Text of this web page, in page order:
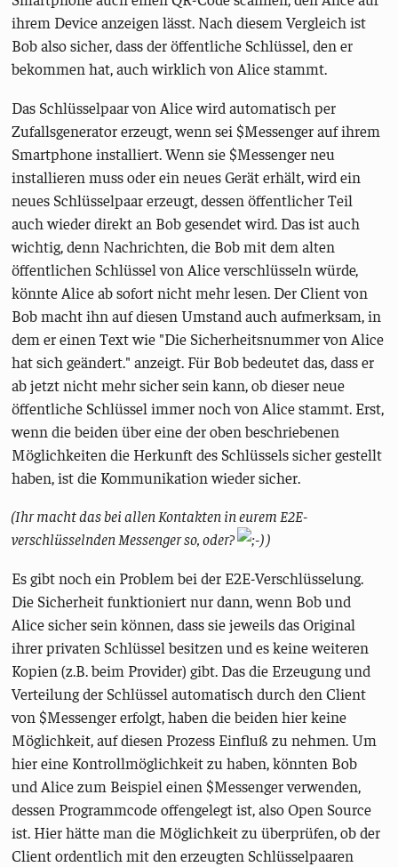
ihrem Device anzeigen lässt. Nach diesem Vergleich ist
Bob also sicher, dass der öffentliche Schlüssel, den er
bekommen hat, auch wirklich von Alice stammt.
Das Schlüsselpaar von Alice wird automatisch per
Zufallsgenerator erzeugt, wenn sei $Messenger auf ihrem
Smartphone installiert. Wenn sie $Messenger neu
installieren muss oder ein neues Gerät erhält, wird ein
neues Schlüsselpaar erzeugt, dessen öffentlicher Teil
auch wieder direkt an Bob gesendet wird. Das ist auch
wichtig, denn Nachrichten, die Bob mit dem alten
öffentlichen Schlüssel von Alice verschlüsseln würde,
könnte Alice ab sofort nicht mehr lesen. Der Client von
Bob macht ihn auf diesen Umstand auch aufmerksam, in
dem er einen Text wie "Die Sicherheitsnummer von Alice
hat sich geändert." anzeigt. Für Bob bedeutet das, dass er
ab jetzt nicht mehr sicher sein kann, ob dieser neue
öffentliche Schlüssel immer noch von Alice stammt. Erst,
wenn die beiden über eine der oben beschriebenen
Möglichkeiten die Herkunft des Schlüssels sicher gestellt
haben, ist die Kommunikation wieder sicher.
(Ihr macht das bei allen Kontakten in eurem E2E-
verschlüsselnden Messenger so, oder?
)
Es gibt noch ein Problem bei der E2E-Verschlüsselung.
Die Sicherheit funktioniert nur dann, wenn Bob und
Alice sicher sein können, dass sie jeweils das Original
ihrer privaten Schlüssel besitzen und es keine weiteren
Kopien (z.B. beim Provider) gibt. Das die Erzeugung und
Verteilung der Schlüssel automatisch durch den Client
von $Messenger erfolgt, haben die beiden hier keine
Möglichkeit, auf diesen Prozess Einfluß zu nehmen. Um
hier eine Kontrollmöglichkeit zu haben, könnten Bob
und Alice zum Beispiel einen $Messenger verwenden,
dessen Programmcode offengelegt ist, also Open Source
ist. Hier hätte man die Möglichkeit zu überprüfen, ob der
Client ordentlich mit den erzeugten Schlüsselpaaren